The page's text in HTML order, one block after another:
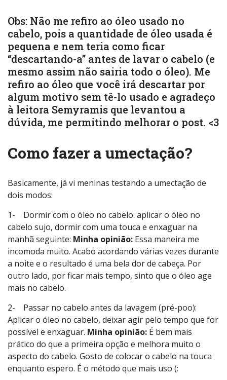
Obs: Não me refiro ao óleo usado no
cabelo, pois a quantidade de óleo usada é
pequena e nem teria como ficar
“descartando-a” antes de lavar o cabelo (e
mesmo assim não sairia todo o óleo). Me
refiro ao óleo que você irá descartar por
algum motivo sem tê-lo usado e agradeço
à leitora Semyramis que levantou a
dúvida, me permitindo melhorar o post. <3
Como fazer a umectação?
Basicamente, já vi meninas testando a umectação de
dois modos:
1- Dormir com o óleo no cabelo: aplicar o óleo no
cabelo sujo, dormir com uma touca e enxaguar na
manhã seguinte: Minha opinião: Essa maneira me
incomoda muito. Acabo acordando várias vezes durante
a noite e o resultado é uma bela dor de cabeça. Por
outro lado, por ficar mais tempo, sinto que o óleo age
mais no cabelo.
2- Passar no cabelo antes da lavagem (pré-poo):
Aplicar o óleo no cabelo, deixar agir pelo tempo que for
possível e enxaguar. Minha opinião: É bem mais
prático do que a primeira opção e melhora muito o
aspecto do cabelo. Gosto de colocar o cabelo na touca
enquanto espero. É o método que mais uso (: